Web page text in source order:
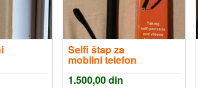
Selfi štap za
mobilni telefon
1.500,00din